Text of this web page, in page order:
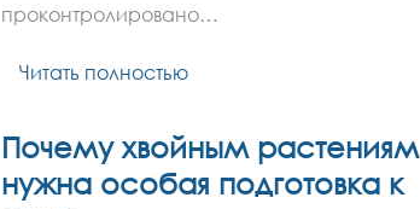
проконтролировано…
Читать полностью
Почему хвойным растениям
нужна особая подготовка к